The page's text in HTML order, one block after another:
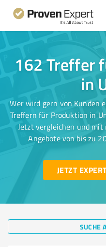
162 Treffer
in
Wer wird gern von Kunden
Treffern für Produktion in
Jetzt vergleichen und
Angebote von bis zu
JETZT
SUCHE